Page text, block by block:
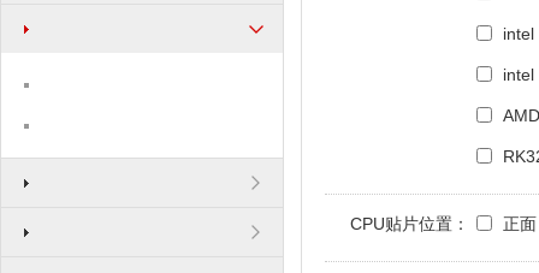
intel
intel
CPU贴片位置： 正面